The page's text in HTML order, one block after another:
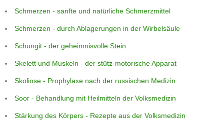
Schmerzen - sanfte und natürliche Schmerzmittel
Schmerzen - durch Ablagerungen in der Wirbelsäule
Schungit - der geheimnisvolle Stein
Skelett und Muskeln - der stütz-motorische Apparat
Skoliose - Prophylaxe nach der russischen Medizin
Soor - Behandlung mit Heilmitteln der Volksmedizin
Stärkung des Körpers - Rezepte aus der Volksmedizin